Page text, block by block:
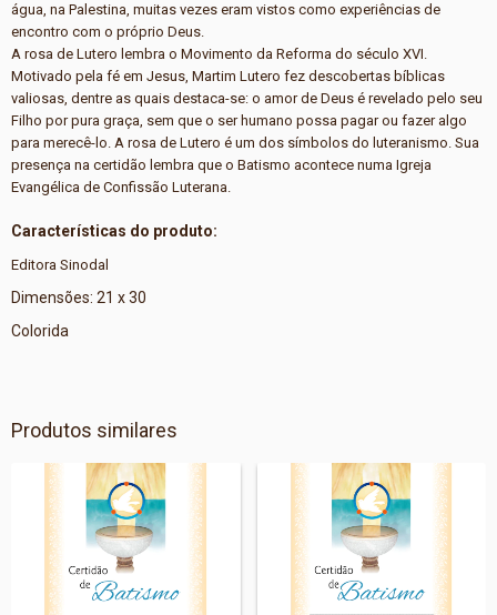
água, na Palestina, muitas vezes eram vistos como experiências de
encontro com o próprio Deus.
A rosa de Lutero lembra o Movimento da Reforma do século XVI.
Motivado pela fé em Jesus, Martim Lutero fez descobertas bíblicas
valiosas, dentre as quais destaca-se: o amor de Deus é revelado pelo seu
Filho por pura graça, sem que o ser humano possa pagar ou fazer algo
para merecê-lo. A rosa de Lutero é um dos símbolos do luteranismo. Sua
presença na certidão lembra que o Batismo acontece numa Igreja
Evangélica de Confissão Luterana.
Características do produto:
Editora Sinodal
Dimensões: 21 x 30
Colorida
Produtos similares